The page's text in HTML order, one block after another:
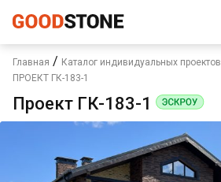
Главная / Каталог индивидуальных проектов
ПРОЕКТ ГК-183-1
Проект ГК-183-1